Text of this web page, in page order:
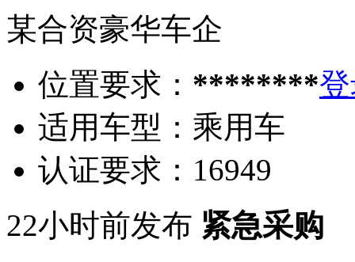
某合资豪华车企
位置要求： ********
适用车型： 乘用车
认证要求： 16949
22小时前发布 紧急采购